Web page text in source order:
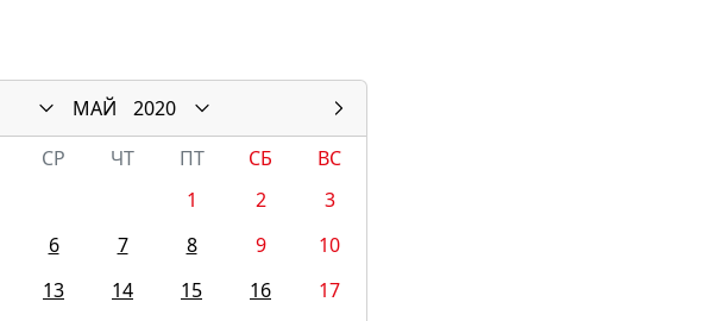
МАЙ
2020
СР ЧТ ПТ СБ
ВС
1
2
3
6 7 8 9
10
13 14 15 16
17